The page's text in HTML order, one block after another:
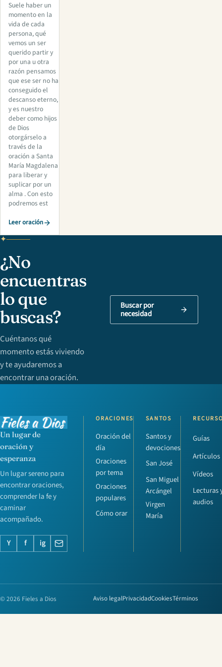
Suele haber un
momento en la
vida de cada
persona, qué
vemos un ser
querido partir y
por una u otra
razón pensamos
que ese ser no ha
conseguido el
descanso eterno,
y es nuestro
deber como hijos
de Dios
otorgárselo a
través de la
oración a Santa
María Magdalena
para liberar y
suplicar por un
alma . Con esto
podremos est
Leer oración
¿No
encuentras
lo que
buscas?
Cuéntanos qué
momento estás viviendo
y te ayudaremos a
encontrar una oración.
Buscar por
necesidad
Un lugar de
oración y
esperanza
Un lugar sereno para
encontrar oraciones,
comprender la fe y
caminar
acompañado.
Y f ig
ORACIONES
Oración del
día
Oraciones
por tema
Oraciones
populares
Cómo orar
SANTOS
Santos y
devociones
San José
San Miguel
Arcángel
Virgen
María
Guías
Artículos
Vídeos
Lecturas
audios
© 2026 Fieles a Dios Aviso legalPrivacidadCookiesTérminos